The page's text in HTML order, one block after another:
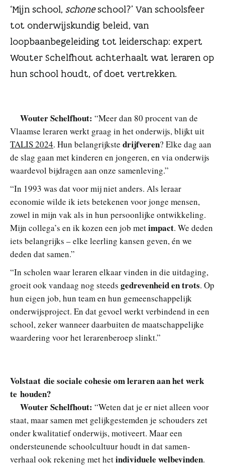
‘Mijn school, schoneschool?’ Van schoolsfeer
tot onderwijskundig beleid, van
loopbaanbegeleiding tot leiderschap: expert
Wouter Schelfhout achterhaalt wat leraren op
hun school houdt, of doet vertrekken.
Wouter Schelfhout: “Meer dan 80 procent van de
Vlaamse leraren werkt graag in het onderwijs, blijkt uit
TALIS 2024. Hun belangrijkste drijfveren? Elke dag aan
de slag gaan met kinderen en jongeren, en via onderwijs
waardevol bijdragen aan onze samenleving.”
“In 1993 was dat voor mij niet anders. Als leraar
economie wilde ik iets betekenen voor jonge mensen,
zowel in mijn vak als in hun persoonlijke ontwikkeling.
Mijn collega’s en ik kozen een job metimpact. We deden
iets belangrijks – elke leerling kansen geven, én we
deden dat samen.”
“In scholen waar leraren elkaar vinden in die uitdaging,
groeit ook vandaag nog steeds gedrevenheid en trots. Op
hun eigen job, hun team en hun gemeenschappelijk
onderwijsproject. En dat gevoel werkt verbindend in een
school, zeker wanneer daarbuiten de maatschappelijke
waardering voor het lerarenberoep slinkt.”
Volstaat die sociale cohesie om leraren aan het werk
te houden?
Wouter Schelfhout: “Weten dat je er niet alleen voor
staat, maar samen met gelijkgestemden je schouders zet
onder kwalitatief onderwijs, motiveert. Maar een
ondersteunende schoolcultuur houdt in dat samen-
verhaal ook rekening met hetindividuele welbevinden.